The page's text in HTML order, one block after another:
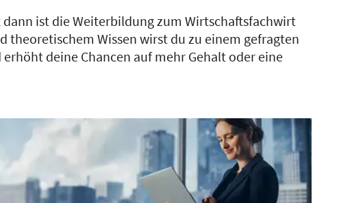
ist die Weiterbildung zum Wirtschaftsfachwirt
theoretischem Wissen wirst du zu einem gefragten
deine Chancen auf mehr Gehalt oder eine